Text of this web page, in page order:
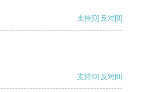
支持[0] 反对[0]
支持[0] 反对[0]